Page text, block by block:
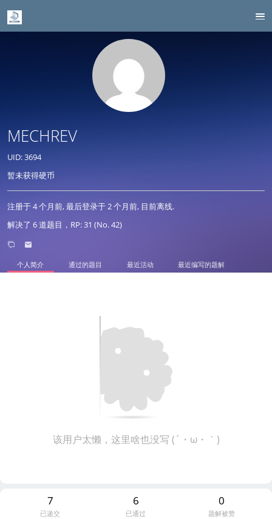
MECHREV
UID: 3694
暂未获得硬币
注册于4 个月前, 最后登录于2 个月前, 目前离线.
解决了 6 道题目，RP: 31 (No. 42)
个人简介 通过的题目 最近活动 最近编写的题解
该用户太懒，这里啥也没写 (´・ω・｀)
7
已递交
6
已通过
0
题解被赞